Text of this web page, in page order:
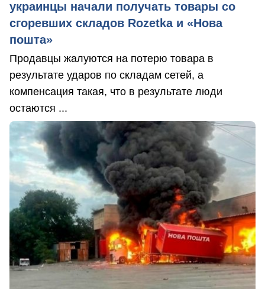
украинцы начали получать товары со
сгоревших складов Rozetka и «Нова
пошта»
Продавцы жалуются на потерю товара в
результате ударов по складам сетей, а
компенсация такая, что в результате люди
остаются ...